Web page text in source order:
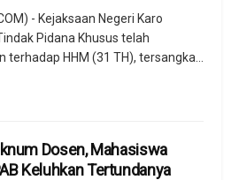
- Kejaksaan Negeri Karo
Pidana Khusus telah
HHM (31 TH), tersangka...
Dosen, Mahasiswa
Keluhkan Tertundanya